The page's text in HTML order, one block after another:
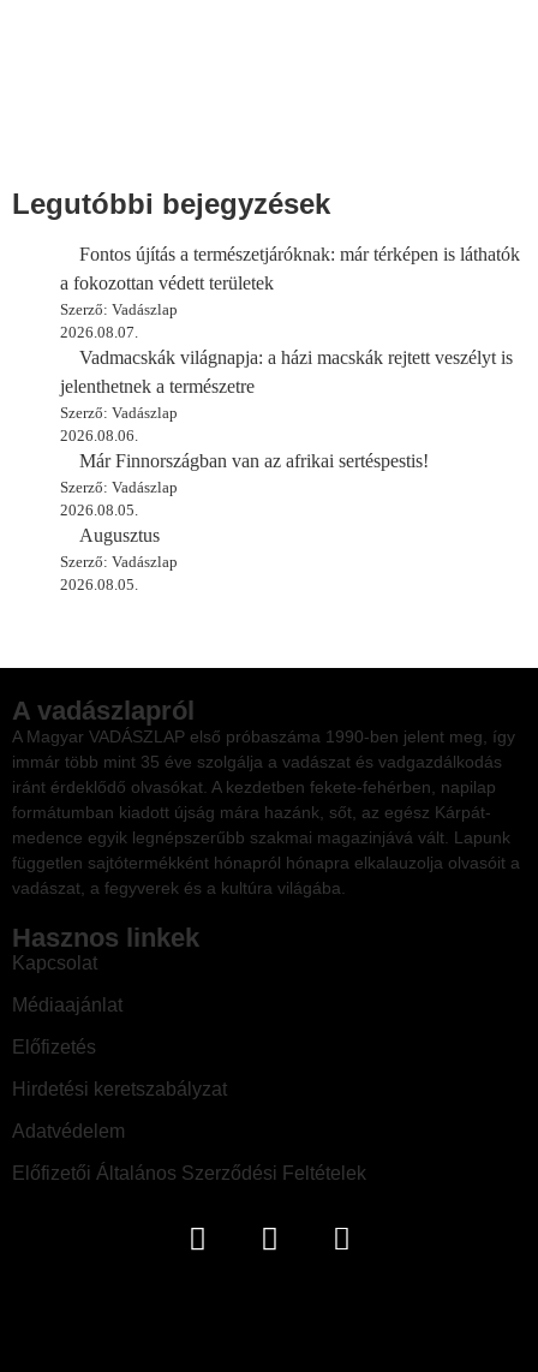
Legutóbbi bejegyzések
Fontos újítás a természetjáróknak: már térképen is láthatók
a fokozottan védett területek
Szerző: Vadászlap
2026.08.07.
Vadmacskák világnapja: a házi macskák rejtett veszélyt is
jelenthetnek a természetre
Szerző: Vadászlap
2026.08.06.
Már Finnországban van az afrikai sertéspestis!
Szerző: Vadászlap
2026.08.05.
Augusztus
Szerző: Vadászlap
2026.08.05.
A vadászlapról
A Magyar VADÁSZLAP első próbaszáma 1990-ben jelent meg, így
immár több mint 35 éve szolgálja a vadászat és vadgazdálkodás
iránt érdeklődő olvasókat. A kezdetben fekete-fehérben, napilap
formátumban kiadott újság mára hazánk, sőt, az egész Kárpát-
medence egyik legnépszerűbb szakmai magazinjává vált. Lapunk
független sajtótermékként hónapról hónapra elkalauzolja olvasóit a
vadászat, a fegyverek és a kultúra világába.
Hasznos linkek
Kapcsolat
Médiaajánlat
Előfizetés
Hirdetési keretszabályzat
Adatvédelem
Előfizetői Általános Szerződési Feltételek